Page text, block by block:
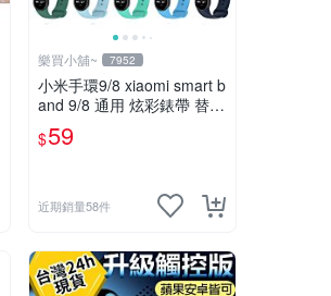
樂買小舖~ 7952
小米手環9/8 xiaomi smart b
and 9/8 通用 炫彩錶帶 替換
錶帶 取代原廠錶帶 多色現
貨 膠插頭
$59
近期銷量58件